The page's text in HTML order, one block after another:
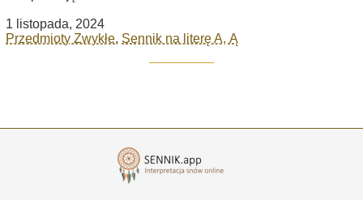
1 listopada, 2024
Przedmioty Zwykłe, Sennik na literę A, Ą